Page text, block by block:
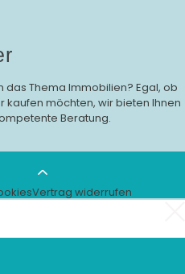
Thema Immobilien? Egal, ob
möchten, wir bieten Ihnen
Beratung.
Vertrag widerrufen